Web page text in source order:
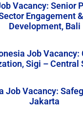
Vacancy: Senior
Engagement
Development, Bali
Job
Sigi – Central
Job Vacancy:
Jakarta